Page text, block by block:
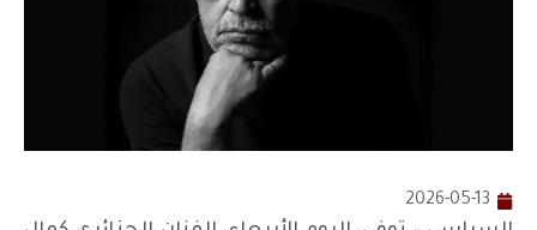
2026-05-13